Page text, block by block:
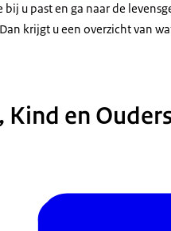
u past en ga naar de
krijgt u een overzicht van
Kind en